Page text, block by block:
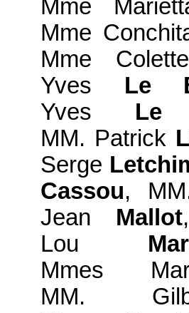
Mme
Mme
Mme
Yves Le
Yves Le
MM. Patrick
Serge
Cassou,
Jean Mallot
Lou
Mmes
MM.